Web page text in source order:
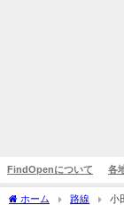
FindOpenについて 各
ホーム 路線
小